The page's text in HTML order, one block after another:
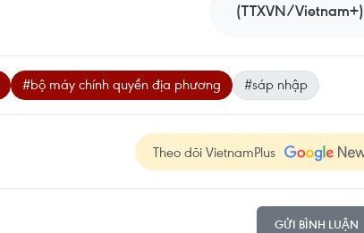
(TTXVN/Vietnam+)
#bộ máy chính quyền địa phương #sáp nhập
Theo dõi VietnamPlus
GỬI BÌNH LUẬN